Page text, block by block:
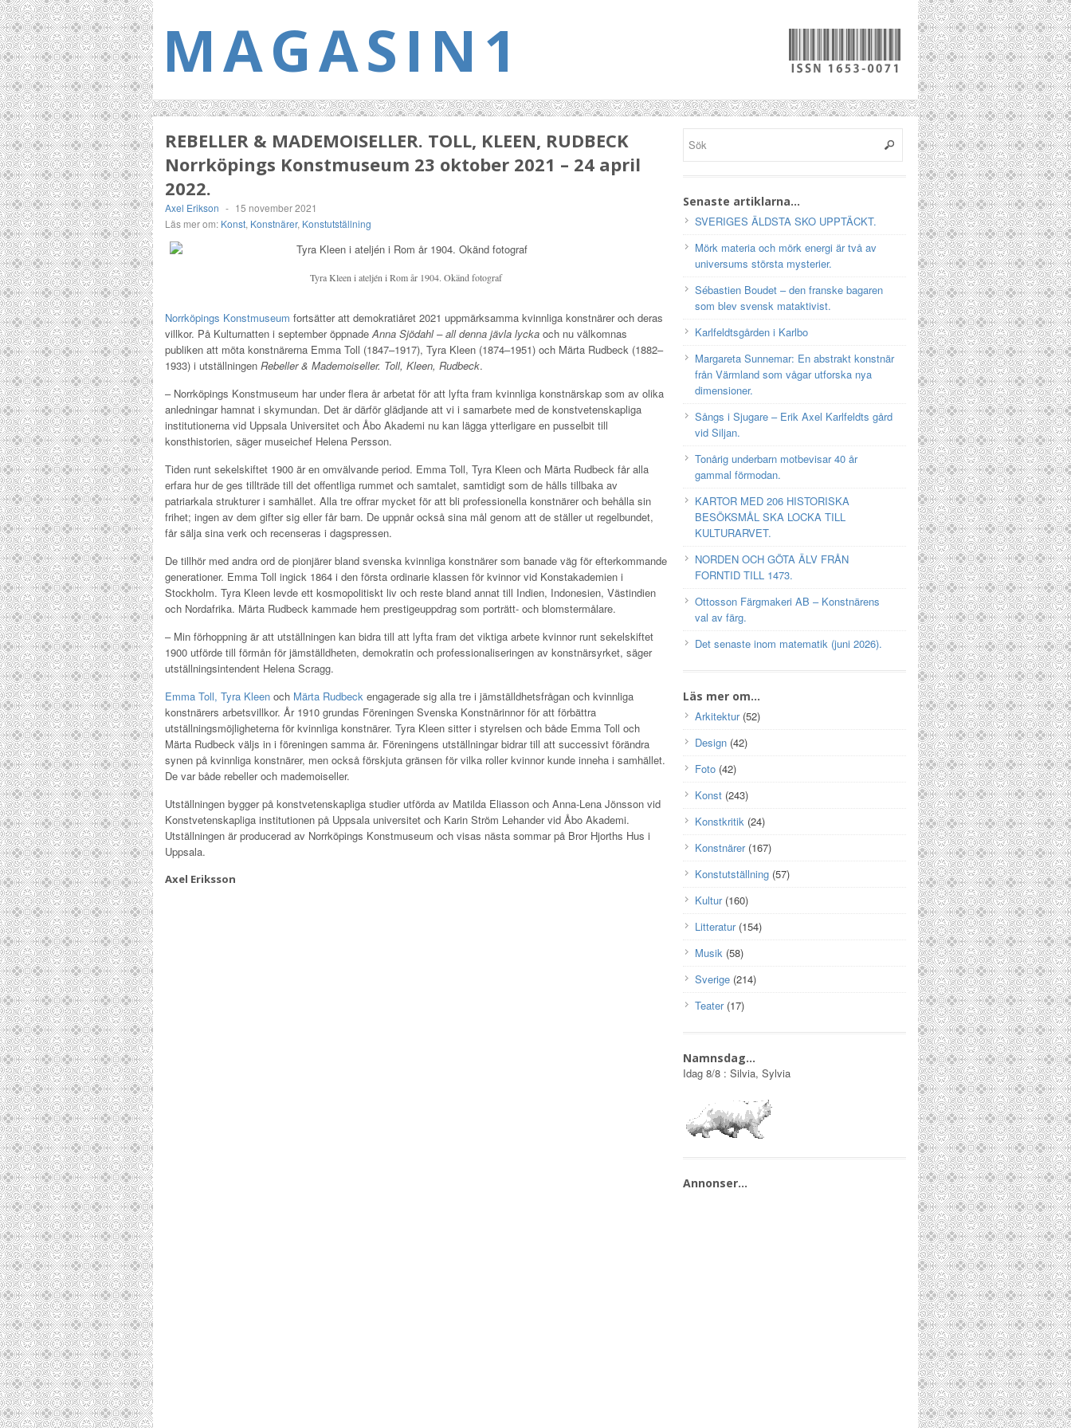
MAGASIN1
REBELLER & MADEMOISELLER. TOLL, KLEEN, RUDBECK
Norrköpings Konstmuseum 23 oktober 2021 – 24 april
2022.
Axel Erikson - 15 november 2021
Läs mer om: Konst, Konstnärer, Konstutställning
Tyra Kleen i ateljén i Rom år 1904. Okänd fotograf
Norrköpings Konstmuseum fortsätter att demokratiåret 2021 uppmärksamma kvinnliga konstnärer och deras
villkor. På Kulturnatten i september öppnadeAnna Sjödahl – all denna jävla lycka och nu välkomnas
publiken att möta konstnärerna Emma Toll (1847–1917), Tyra Kleen (1874–1951) och Märta Rudbeck (1882–
1933) i utställningen Rebeller & Mademoiseller. Toll, Kleen, Rudbeck.
– Norrköpings Konstmuseum har under flera år arbetat för att lyfta fram kvinnliga konstnärskap som av olika
anledningar hamnat i skymundan. Det är därför glädjande att vi i samarbete med de konstvetenskapliga
institutionerna vid Uppsala Universitet och Åbo Akademi nu kan lägga ytterligare en pusselbit till
konsthistorien, säger museichef Helena Persson.
Tiden runt sekelskiftet 1900 är en omvälvande period. Emma Toll, Tyra Kleen och Märta Rudbeck får alla
erfara hur de ges tillträde till det offentliga rummet och samtalet, samtidigt som de hålls tillbaka av
patriarkala strukturer i samhället. Alla tre offrar mycket för att bli professionella konstnärer och behålla sin
frihet; ingen av dem gifter sig eller får barn. De uppnår också sina mål genom att de ställer ut regelbundet,
får sälja sina verk och recenseras i dagspressen.
De tillhör med andra ord de pionjärer bland svenska kvinnliga konstnärer som banade väg för efterkommande
generationer. Emma Toll ingick 1864 i den första ordinarie klassen för kvinnor vid Konstakademien i
Stockholm. Tyra Kleen levde ett kosmopolitiskt liv och reste bland annat till Indien, Indonesien, Västindien
och Nordafrika. Märta Rudbeck kammade hem prestigeuppdrag som porträtt- och blomstermålare.
– Min förhoppning är att utställningen kan bidra till att lyfta fram det viktiga arbete kvinnor runt sekelskiftet
1900 utförde till förmån för jämställdheten, demokratin och professionaliseringen av konstnärsyrket, säger
utställningsintendent Helena Scragg.
Emma Toll, Tyra Kleen och Märta Rudbeck engagerade sig alla tre i jämställdhetsfrågan och kvinnliga
konstnärers arbetsvillkor. År 1910 grundas Föreningen Svenska Konstnärinnor för att förbättra
utställningsmöjligheterna för kvinnliga konstnärer. Tyra Kleen sitter i styrelsen och både Emma Toll och
Märta Rudbeck väljs in i föreningen samma år. Föreningens utställningar bidrar till att successivt förändra
synen på kvinnliga konstnärer, men också förskjuta gränsen för vilka roller kvinnor kunde inneha i samhället.
De var både rebeller och mademoiseller.
Utställningen bygger på konstvetenskapliga studier utförda av Matilda Eliasson och Anna-Lena Jönsson vid
Konstvetenskapliga institutionen på Uppsala universitet och Karin Ström Lehander vid Åbo Akademi.
Utställningen är producerad av Norrköpings Konstmuseum och visas nästa sommar på Bror Hjorths Hus i
Uppsala.
Axel Eriksson
Senaste artiklarna…
SVERIGES ÄLDSTA SKO UPPTÄCKT.
Mörk materia och mörk energi är två av
universums största mysterier.
Sébastien Boudet – den franske bagaren
som blev svensk mataktivist.
Karlfeldtsgården i Karlbo
Margareta Sunnemar: En abstrakt konstnär
från Värmland som vågar utforska nya
dimensioner.
Sångs i Sjugare – Erik Axel Karlfeldts gård
vid Siljan.
Tonårig underbarn motbevisar 40 år
gammal förmodan.
KARTOR MED 206 HISTORISKA
BESÖKSMÅL SKA LOCKA TILL
KULTURARVET.
NORDEN OCH GÖTA ÄLV FRÅN
FORNTID TILL 1473.
Ottosson Färgmakeri AB – Konstnärens
val av färg.
Det senaste inom matematik (juni 2026).
Läs mer om…
Arkitektur(52)
Design (42)
Foto (42)
Konst (243)
Konstkritik (24)
Konstnärer(167)
Konstutställning (57)
Kultur(160)
Litteratur(154)
Musik (58)
Sverige (214)
Teater(17)
Namnsdag…
Idag 8/8 : Silvia, Sylvia
Annonser…